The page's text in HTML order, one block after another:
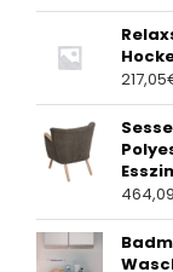
217,05
464,09